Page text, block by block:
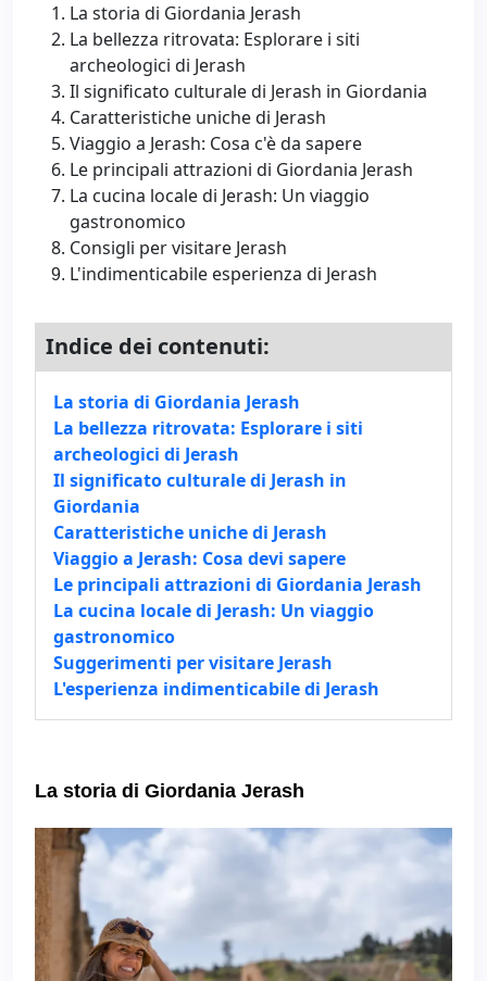
La storia di Giordania Jerash
La bellezza ritrovata: Esplorare i siti
archeologici di Jerash
Il significato culturale di Jerash in Giordania
Caratteristiche uniche di Jerash
Viaggio a Jerash: Cosa c'è da sapere
Le principali attrazioni di Giordania Jerash
La cucina locale di Jerash: Un viaggio
gastronomico
Consigli per visitare Jerash
L'indimenticabile esperienza di Jerash
Indice dei contenuti:
La storia di Giordania Jerash
La bellezza ritrovata: Esplorare i siti
archeologici di Jerash
Il significato culturale di Jerash in
Giordania
Caratteristiche uniche di Jerash
Viaggio a Jerash: Cosa devi sapere
Le principali attrazioni di Giordania Jerash
La cucina locale di Jerash: Un viaggio
gastronomico
Suggerimenti per visitare Jerash
L'esperienza indimenticabile di Jerash
La storia di Giordania Jerash